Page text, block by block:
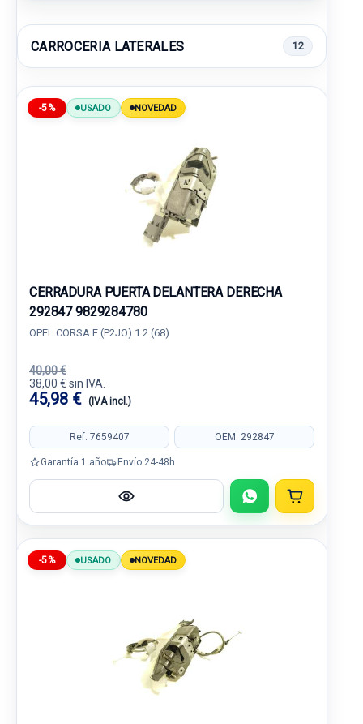
CARROCERIA LATERALES 12
-5% USADO NOVEDAD
CERRADURA PUERTA DELANTERA DERECHA
292847 9829284780
OPEL CORSA F (P2JO) 1.2 (68)
40,00 €
38,00 € sin IVA.
45,98 € (IVA incl.)
Ref: 7659407 OEM: 292847
Garantía 1 año Envío 24-48h
-5% USADO NOVEDAD